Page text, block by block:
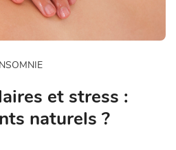
et stress :
naturels ?